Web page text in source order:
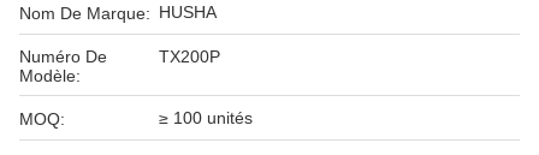
Nom De Marque: HUSHA
Numéro De
Modèle:
TX200P
MOQ: ≥ 100 unités